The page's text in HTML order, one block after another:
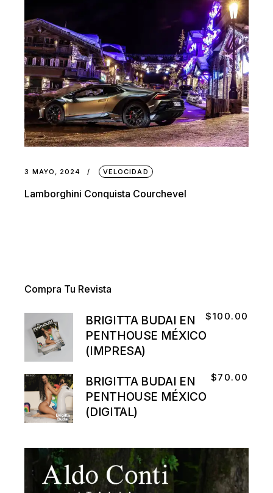
3 MAYO, 2024 VELOCIDAD
Lamborghini Conquista Courchevel
Compra Tu Revista
BRIGITTA BUDAI EN
PENTHOUSE MÉXICO
(IMPRESA)
$100.00
BRIGITTA BUDAI EN
PENTHOUSE MÉXICO
(DIGITAL)
$70.00